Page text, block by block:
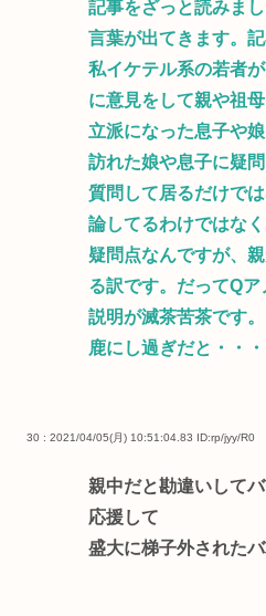
記事をざっと読みま
言葉が出てきます。
私イケテル系の若者
に意見をして親や祖
立派になった息子や
訪れた娘や息子に疑
質問して居るだけで
論してるわけではな
疑問点なんですが、
る訳です。だってQア
説明が滅茶苦茶です
鹿にし過ぎだと・・
30 : 2021/04/05(月) 10:51:04.83 ID:rp/jyy/R0
親中だと勘違いして
応援して
盛大に梯子外された